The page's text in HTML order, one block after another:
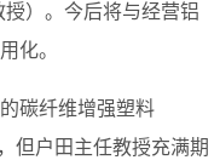
）。今后将与经营铝
化。
碳纤维增强塑料
但户田主任教授充满期